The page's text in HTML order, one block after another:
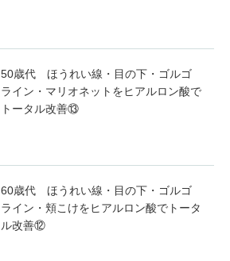
50歳代 ほうれい線・目の下・ゴルゴ
ライン・マリオネットをヒアルロン酸で
トータル改善⑬
60歳代 ほうれい線・目の下・ゴルゴ
ライン・頬こけをヒアルロン酸でトータ
ル改善⑫